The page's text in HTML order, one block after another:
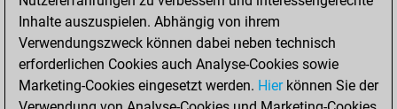
played 13 bullet
games
Play
You scored +1
=0 -12 in bullet
Inhalte auszuspielen. Abhängig von ihrem
Verwendungszweck können dabei neben technisch
erforderlichen Cookies auch Analyse-Cookies sowie
Marketing-Cookies eingesetzt werden. Hierkönnen Sie der